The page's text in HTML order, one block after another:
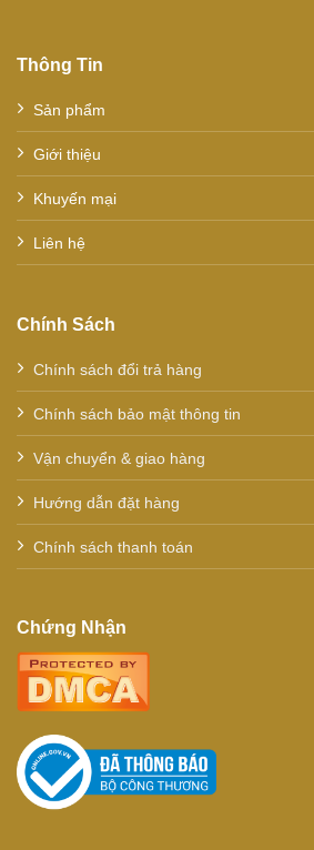
Thông Tin
Sản phẩm
Giới thiệu
Khuyến mại
Liên hệ
Chính Sách
Chính sách đổi trả hàng
Chính sách bảo mật thông tin
Vận chuyển & giao hàng
Hướng dẫn đặt hàng
Chính sách thanh toán
Chứng Nhận